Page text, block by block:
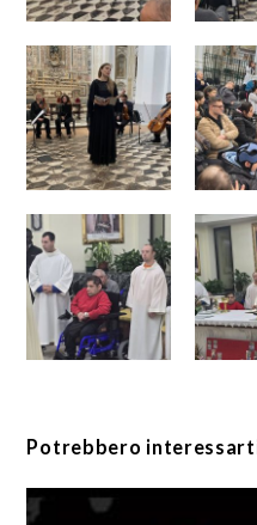
Potrebbero